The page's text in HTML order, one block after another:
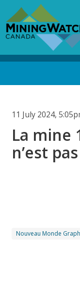
main
content
11 July 2024,
La mine
n’est
Nouveau Monde